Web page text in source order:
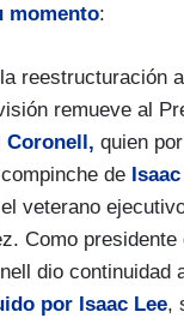
momento:
reestructuración
remueve al
Coronell, quien
de Isaac
veterano
Como
dio continuidad
por Isaac Lee,